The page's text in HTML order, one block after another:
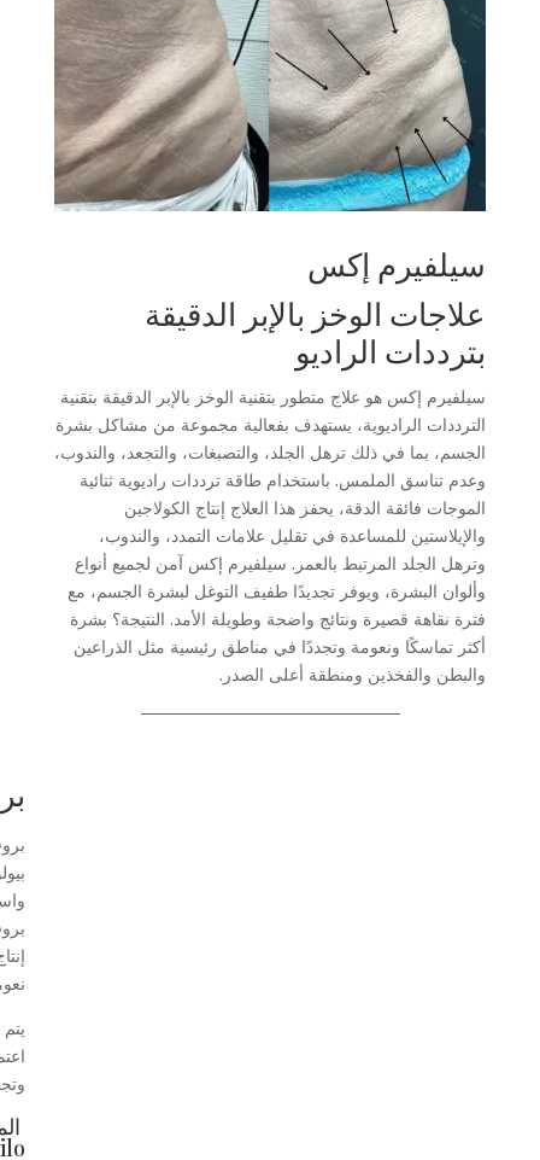
سيلفيرم إكس
علاجات الوخز بالإبر الدقيقة
بترددات الراديو
سيلفيرم إكس هو علاج متطور بتقنية الوخز بالإبر الدقيقة بتقنية
الترددات الراديوية، يستهدف بفعالية مجموعة من مشاكل بشرة
الجسم، بما في ذلك ترهل الجلد، والتصبغات، والتجعد، والندوب،
وعدم تناسق الملمس. باستخدام طاقة ترددات راديوية ثنائية
الموجات فائقة الدقة، يحفز هذا العلاج إنتاج الكولاجين
والإيلاستين للمساعدة في تقليل علامات التمدد، والندوب،
وترهل الجلد المرتبط بالعمر. سيلفيرم إكس آمن لجميع أنواع
وألوان البشرة، ويوفر تجديدًا طفيف التوغل لبشرة الجسم، مع
فترة نقاهة قصيرة ونتائج واضحة وطويلة الأمد. النتيجة؟ بشرة
أكثر تماسكًا ونعومة وتجددًا في مناطق رئيسية مثل الذراعين
والبطن والفخذين ومنطقة أعلى الصدر.